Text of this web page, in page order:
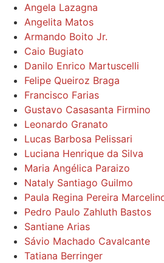
Angela Lazagna
Angelita Matos
Armando Boito Jr.
Caio Bugiato
Danilo Enrico Martuscelli
Felipe Queiroz Braga
Francisco Farias
Gustavo Casasanta Firmino
Leonardo Granato
Lucas Barbosa Pelissari
Luciana Henrique da Silva
Maria Angélica Paraizo
Nataly Santiago Guilmo
Paula Regina Pereira
Pedro Paulo Zahluth Bastos
Santiane Arias
Sávio Machado Cavalcante
Tatiana Berringer